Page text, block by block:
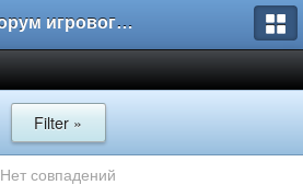
Форум игрового проекта Riverrise
Filter »
Нет совпадений